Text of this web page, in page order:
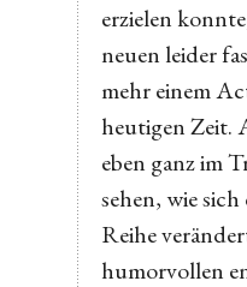
erzielen
neuen leider
mehr einem
heutigen Zeit.
eben ganz im
sehen, wie
Reihe
humorvollen